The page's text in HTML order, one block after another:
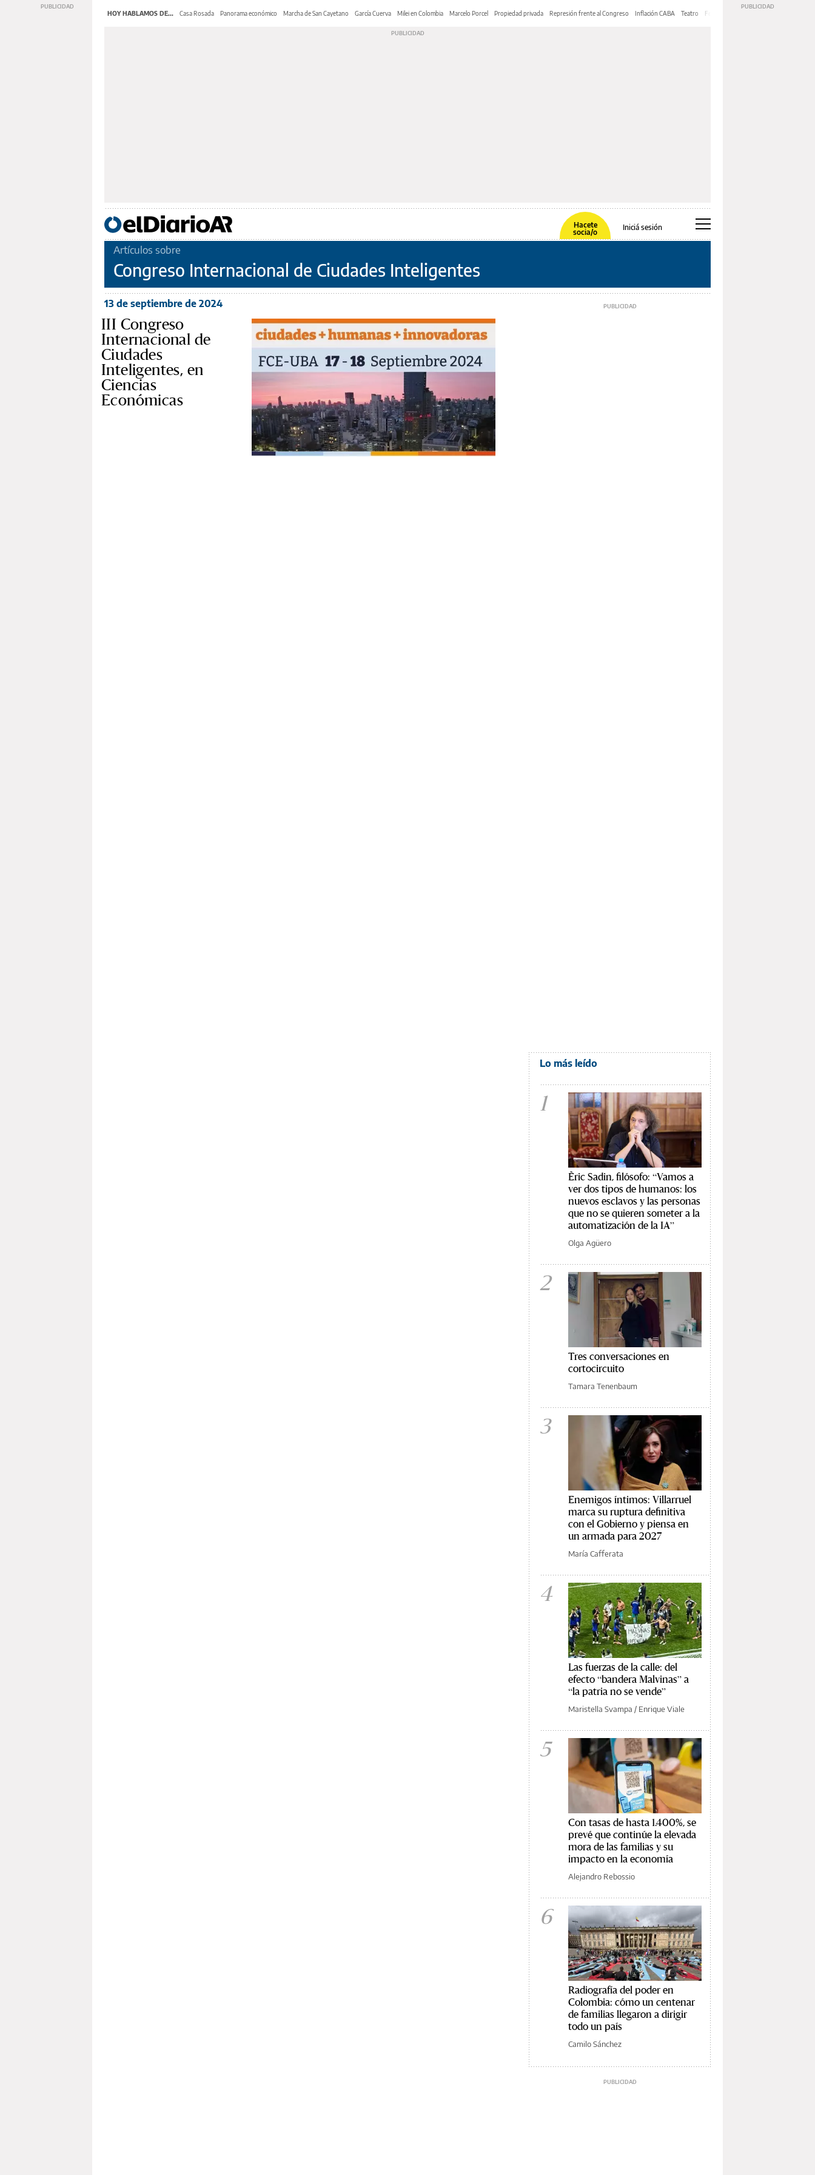
HOY HABLAMOS DE... Casa Rosada Panorama económico Marcha de San Cayetano García Cuerva Milei en Colombia Marcelo Porcel Propiedad privada Represión frente al Congreso Inflación CABA Teatro Feria de Editores
Hacete
socia/o
Iniciá sesión
Artículos sobre
Congreso Internacional de Ciudades Inteligentes
13 de septiembre de 2024
III Congreso
Internacional de
Ciudades
Inteligentes, en
Ciencias
Económicas
Lo más leído
1
Èric Sadin, filósofo: “Vamos a
ver dos tipos de humanos: los
nuevos esclavos y las personas
que no se quieren someter a la
automatización de la IA”
Olga Agüero
2
Tres conversaciones en
cortocircuito
Tamara Tenenbaum
3
Enemigos íntimos: Villarruel
marca su ruptura definitiva
con el Gobierno y piensa en
un armada para 2027
María Cafferata
4
Las fuerzas de la calle: del
efecto “bandera Malvinas” a
“la patria no se vende”
Maristella Svampa / Enrique Viale
5
Con tasas de hasta 1.400%, se
prevé que continúe la elevada
mora de las familias y su
impacto en la economía
Alejandro Rebossio
6
Radiografía del poder en
Colombia: cómo un centenar
de familias llegaron a dirigir
todo un país
Camilo Sánchez